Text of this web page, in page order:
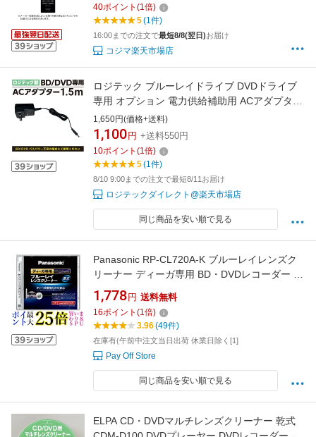
40ポイント (1倍)
5(1件)
16:00までの注文で最短8/8(翌日)お届け
コジマ楽天市場店
ロジテック ブルーレイドライブ DVDドライブ
専用 オプション 電力供給補助用 ACアダプタ
1.5m LA-10W5S-11
1,650円(価格+送料)
1,100 円 +送料550円
10ポイント (1倍)
5(1件)
8/10 9:00までの注文で最短8/11お届け
ロジテックダイレクト@楽天市場店
同じ商品を安い順で見る
Panasonic RP-CL720A-K ブルーレイレンズク
リーナー ディーガ専用 BD・DVDレコーダー ク
リーナー パナソニック RPCL720AK BDレンズ
クリーナ 送料無料
1,778 円 送料無料
16ポイント (1倍)
3.96(49件)
在庫有(午前中注文当日出荷 休業日除く[1]
Pay Off Store
同じ商品を安い順で見る
ELPA CD・DVDマルチレンズクリーナー 乾式